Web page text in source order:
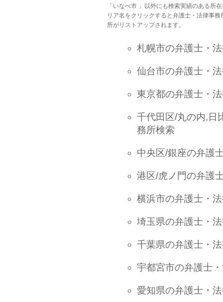
「いなべ市 」以外にも検索実績のある所
リア名をクリックすると弁護士・法律事
所がリストアップされます。
札幌市の弁護士・
仙台市の弁護士・
東京都の弁護士・
千代田区/丸の内,日
務所検索
中央区/銀座の弁護
港区/虎ノ門の弁護
横浜市の弁護士・
埼玉県の弁護士・
千葉県の弁護士・
宇都宮市の弁護士
愛知県の弁護士・